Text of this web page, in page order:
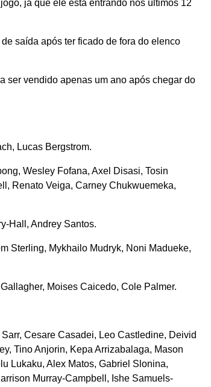
já que ele está entrando nos últimos 12
saída após ter ficado de fora do elenco
ser vendido apenas um ano após chegar do
Lucas Bergstrom.
Wesley Fofana, Axel Disasi, Tosin
Renato Veiga, Carney Chukwuemeka,
Hall, Andrey Santos.
Sterling, Mykhailo Mudryk, Noni Madueke,
Moises Caicedo, Cole Palmer.
Cesare Casadei, Leo Castledine, Deivid
Tino Anjorin, Kepa Arrizabalaga, Mason
Lukaku, Alex Matos, Gabriel Slonina,
Murray-Campbell, Ishe Samuels-